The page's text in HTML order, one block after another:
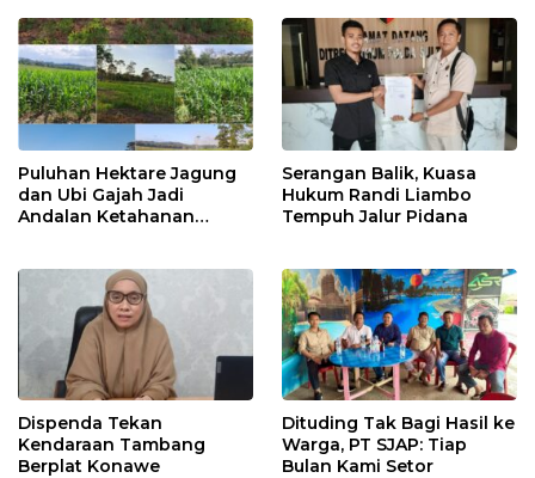
Puluhan Hektare Jagung
dan Ubi Gajah Jadi
Andalan Ketahanan
Serangan Balik, Kuasa
Hukum Randi Liambo
Tempuh Jalur Pidana
Dispenda Tekan
Kendaraan Tambang
Berplat Konawe
Dituding Tak Bagi Hasil ke
Warga, PT SJAP: Tiap
Bulan Kami Setor